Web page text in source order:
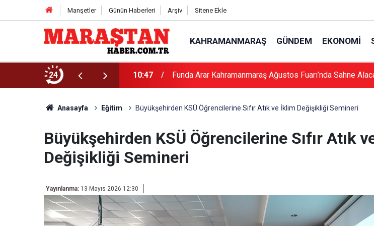
Manşetler Günün Haberleri Arşiv Sitene Ekle
KAHRAMANMARAŞ GÜNDEM EKONOMI
24 10:47 Funda Arar Kahramanmaraş Ağustos Fuarı’nda Sahne
Anasayfa Eğitim Büyükşehirden KSÜ Öğrencilerine Sıfır Atık ve İklim Değişikliği Semineri
Büyükşehirden KSÜ Öğrencilerine Sıfır Atık
Değişikliği Semineri
Yayınlanma: 13 Mayıs 2026 12:30